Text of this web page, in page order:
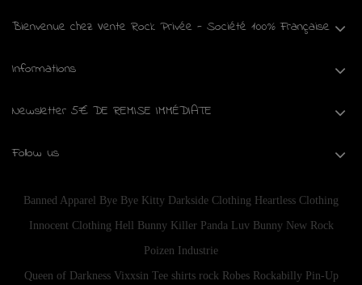
Bienvenue chez Vente Rock Privée - Société 100% Française
Informations
Newsletter 5€ DE REMISE IMMÉDIATE
Follow us
Banned Apparel Bye Bye Kitty Darkside Clothing Heartless Clothing
Innocent Clothing Hell Bunny Killer Panda Luv Bunny New Rock
Poizen Industrie
Queen of Darkness Vixxsin Tee shirts rock Robes Rockabilly Pin-Up